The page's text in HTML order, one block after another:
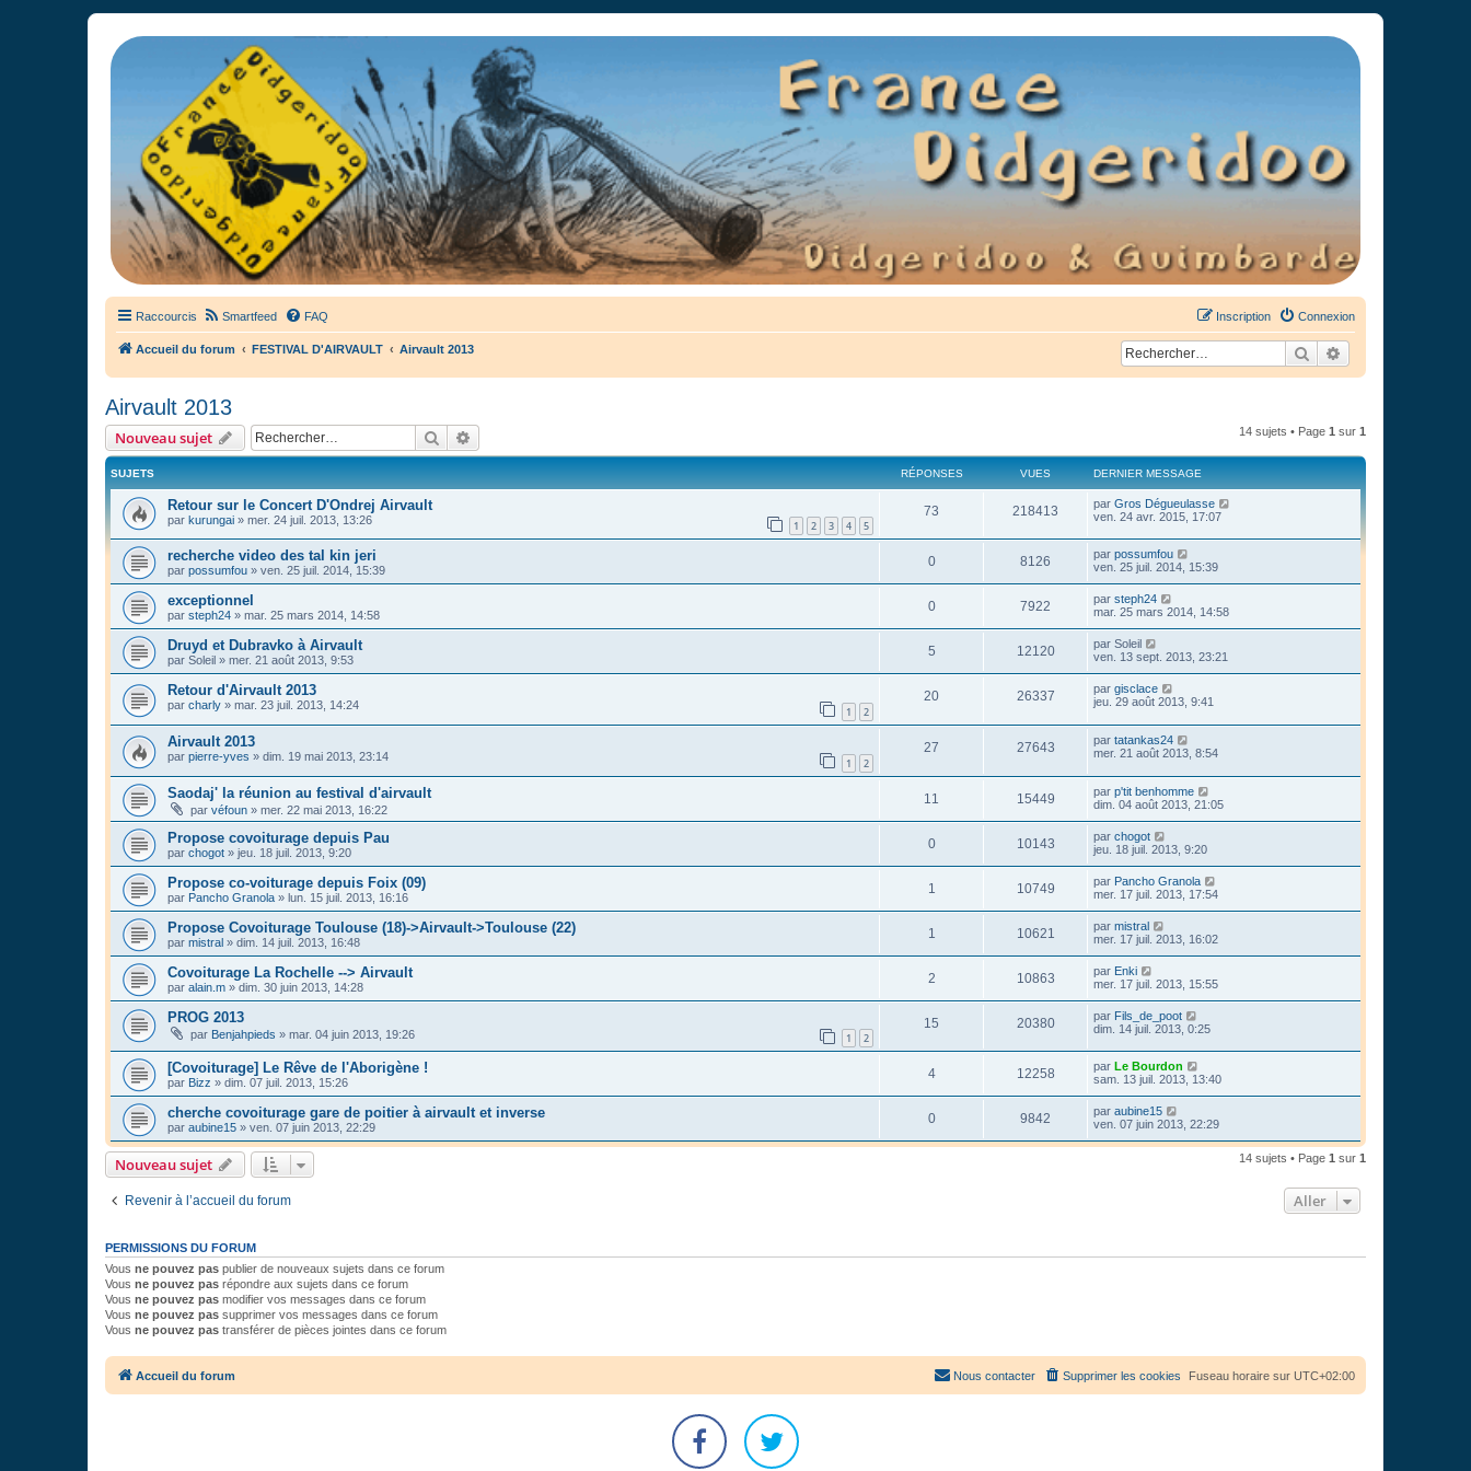
France Didgeridoo
Didgeridoo et Guimbarde sur France Didgeridoo - retrouvez la communauté.
Raccourcis Smartfeed FAQ Connexion
Inscription
Accueil du forum FESTIVAL D'AIRVAULT Airvault 2013 Rechercher
Airvault 2013
Nouveau sujet Rechercher 14 sujets • Page 1 sur 1
SUJETS RÉPONSES VUES DERNIER MESSAGE
Retour sur le Concert D'Ondrej Airvault
par kurungai » mer. 24 juil. 2013, 13:26 1 2 3 4 5
73 218413 par Gros Dégueulasse
ven. 24 avr. 2015, 17:07
recherche video des tal kin jeri
par possumfou » ven. 25 juil. 2014, 15:39
0 8126 par possumfou
ven. 25 juil. 2014, 15:39
exceptionnel
par steph24 » mar. 25 mars 2014, 14:58
0 7922 par steph24
mar. 25 mars 2014, 14:58
Druyd et Dubravko à Airvault
par Soleil » mer. 21 août 2013, 9:53
5 12120 par Soleil
ven. 13 sept. 2013, 23:21
Retour d'Airvault 2013
par charly » mar. 23 juil. 2013, 14:24 1 2
20 26337 par gisclace
jeu. 29 août 2013, 9:41
Airvault 2013
par pierre-yves » dim. 19 mai 2013, 23:14 1 2
27 27643 par tatankas24
mer. 21 août 2013, 8:54
Saodaj' la réunion au festival d'airvault
par véfoun » mer. 22 mai 2013, 16:22
11 15449 par p'tit benhomme
dim. 04 août 2013, 21:05
Propose covoiturage depuis Pau
par chogot » jeu. 18 juil. 2013, 9:20
0 10143 par chogot
jeu. 18 juil. 2013, 9:20
Propose co-voiturage depuis Foix (09)
par Pancho Granola » lun. 15 juil. 2013, 16:16
1 10749 par Pancho Granola
mer. 17 juil. 2013, 17:54
Propose Covoiturage Toulouse (18)->Airvault->Toulouse (22)
par mistral » dim. 14 juil. 2013, 16:48
1 10621 par mistral
mer. 17 juil. 2013, 16:02
Covoiturage La Rochelle --> Airvault
par alain.m » dim. 30 juin 2013, 14:28
2 10863 par Enki
mer. 17 juil. 2013, 15:55
PROG 2013
par Benjahpieds » mar. 04 juin 2013, 19:26 1 2
15 20380 par Fils_de_poot
dim. 14 juil. 2013, 0:25
[Covoiturage] Le Rêve de l'Aborigène !
par Bizz » dim. 07 juil. 2013, 15:26
4 12258 par Le Bourdon
sam. 13 juil. 2013, 13:40
cherche covoiturage gare de poitier à airvault et inverse
par aubine15 » ven. 07 juin 2013, 22:29
0 9842 par aubine15
ven. 07 juin 2013, 22:29
Nouveau sujet 14 sujets • Page 1 sur 1
Revenir à l’accueil du forum Aller
PERMISSIONS DU FORUM
Vous ne pouvez pas publier de nouveaux sujets dans ce forum
Vous ne pouvez pas répondre aux sujets dans ce forum
Vous ne pouvez pas modifier vos messages dans ce forum
Vous ne pouvez pas supprimer vos messages dans ce forum
Vous ne pouvez pas transférer de pièces jointes dans ce forum
Accueil du forum Fuseau horaire sur UTC+02:00
Supprimer les cookies
Nous contacter